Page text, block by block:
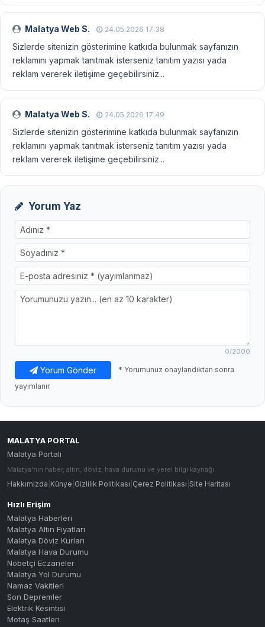
Malatya Web S. 24.05.2026 17:38
Sizlerde sitenizin gösterimine katkıda bulunmak sayfanızın
reklamını yapmak tanıtmak isterseniz tanıtım yazısı yada
reklam vererek iletişime geçebilirsiniz...
Malatya Web S. 24.05.2026 17:49
Sizlerde sitenizin gösterimine katkıda bulunmak sayfanızın
reklamını yapmak tanıtmak isterseniz tanıtım yazısı yada
reklam vererek iletişime geçebilirsiniz...
Yorum Yaz
0/2000
Yorum Gönder
* Yorumunuz onaylandıktan sonra
yayımlanır.
MALATYA PORTAL
Malatya Portalı
Malatya'nın haber, altın, döviz, hava durumu ve yerel bilgi kaynağı.
Hakkımızda Künye Gizlilik Politikası Çerez Politikası Site Haritası
Hızlı Erişim
Malatya Haberleri
Malatya Altın Fiyatları
Malatya Döviz Kurları
Malatya Hava Durumu
Nöbetçi Eczaneler
Malatya Yol Durumu
Namaz Vakitleri
Son Depremler
Elektrik Kesintisi
Motaş Saatleri